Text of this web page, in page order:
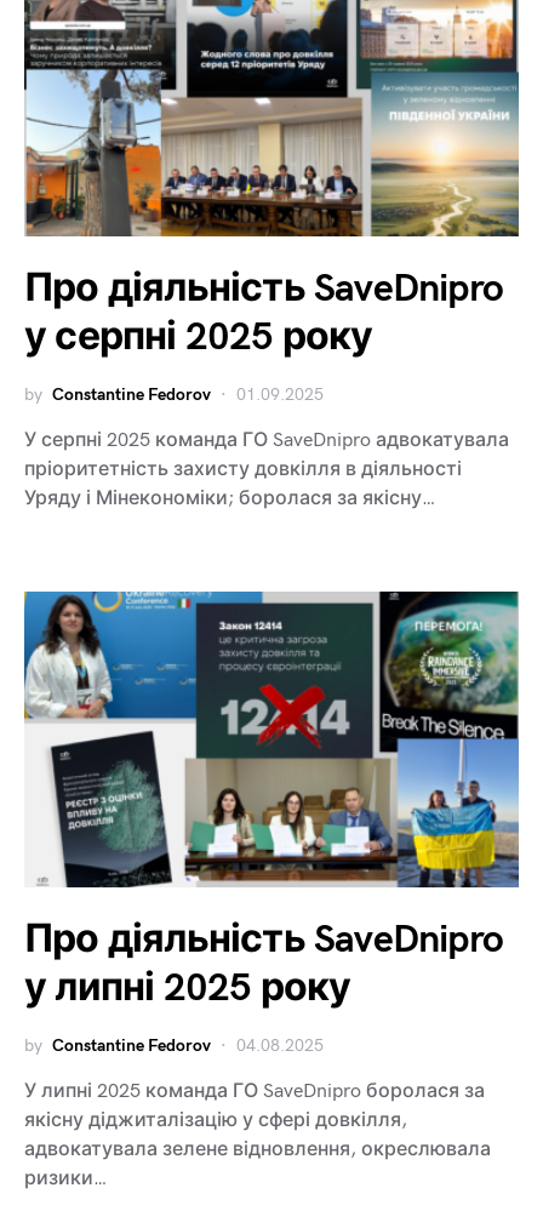
Про діяльність SaveDnipro
у серпні 2025 року
by Constantine Fedorov 01.09.2025
У серпні 2025 команда ГО SaveDnipro адвокатувала
пріоритетність захисту довкілля в діяльності
Уряду і Мінекономіки; боролася за якісну…
Про діяльність SaveDnipro
у липні 2025 року
by Constantine Fedorov 04.08.2025
У липні 2025 команда ГО SaveDnipro боролася за
якісну діджиталізацію у сфері довкілля,
адвокатувала зелене відновлення, окреслювала
ризики…